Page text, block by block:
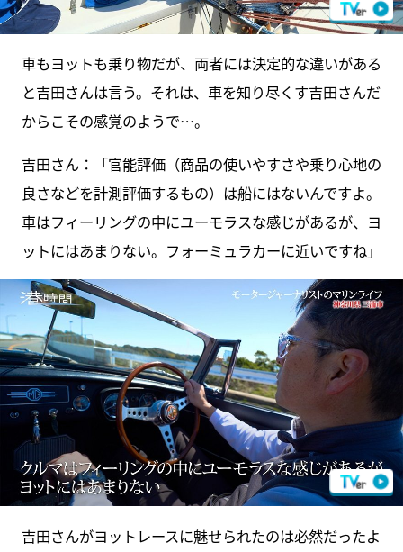
車もヨットも乗り物だが、両者には決定的な違いがある
と吉田さんは言う。それは、車を知り尽くす吉田さんだ
からこその感覚のようで…。
吉田さん：「官能評価（商品の使いやすさや乗り心地の
良さなどを計測評価するもの）は船にはないんですよ。
車はフィーリングの中にユーモラスな感じがあるが、ヨ
ットにはあまりない。フォーミュラカーに近いですね」
吉田さんがヨットレースに魅せられたのは必然だったよ